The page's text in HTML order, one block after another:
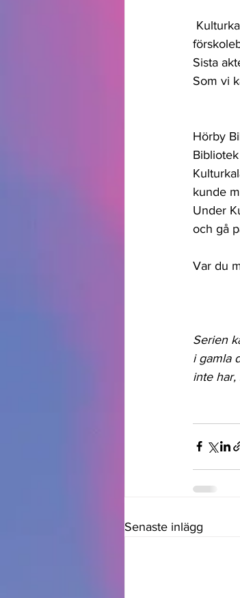
Sista
Som vi
Hörby
kunde
Under
och gå
Var du
Serien
i gamla
inte har,
Senaste inlägg